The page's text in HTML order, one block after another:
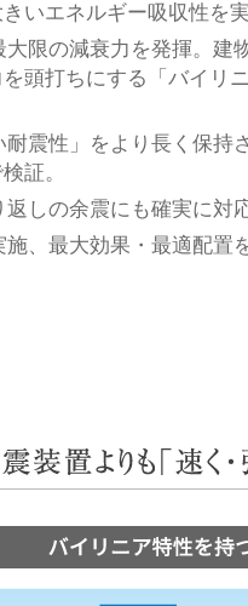
いエネルギー吸収性を
限の減衰力を発揮。建
頭打ちにする「バイリ
震性」をより長く保持
証。
しの余震にも確実に対
、最大効果・最適配置